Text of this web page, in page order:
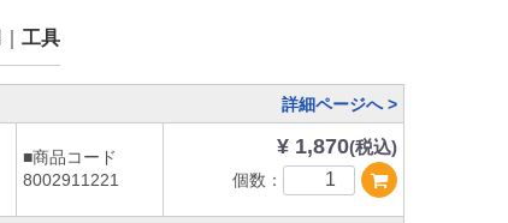
工具
詳細ページへ >
■商品コード
8002911221
¥ 1,870(税込)
個数：